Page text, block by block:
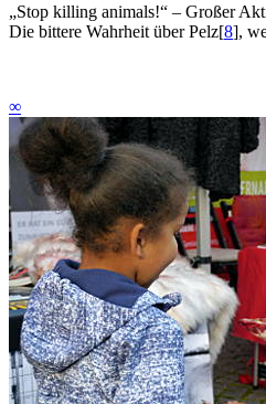
„Stop killing animals!“ – Großer
Die bittere Wahrheit über Pelz[8],
∞